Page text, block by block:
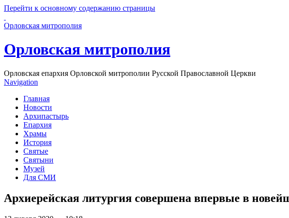
Перейти к основному содержанию страницы
Орловская митрополия
Орловская митрополия
Орловская епархия Орловской митрополии Русской Православной Церкви
Navigation
Главная
Новости
Архипастырь
Епархия
Храмы
История
Святые
Святыни
Музей
Для СМИ
Архиерейская литургия совершена впервые в